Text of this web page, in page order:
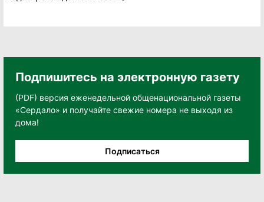
Подпишитесь на электронную газету
(PDF) версия еженедельной общенациональной газеты
«Сердало» и получайте свежие номера не выходя из
дома!
Подписаться